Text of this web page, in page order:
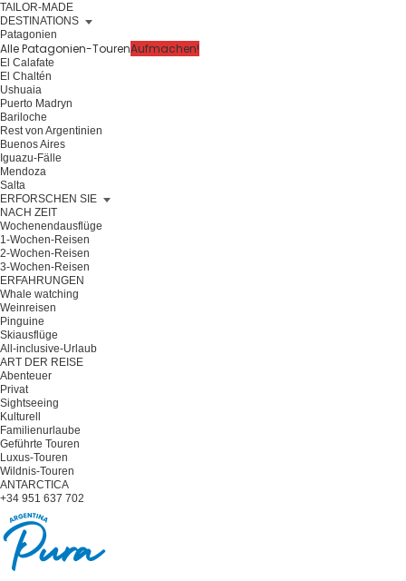
TAILOR-MADE
DESTINATIONS
Patagonien
Alle Patagonien-TourenAufmachen!
El Calafate
El Chaltén
Ushuaia
Puerto Madryn
Bariloche
Rest von Argentinien
Buenos Aires
Iguazu-Fälle
Mendoza
Salta
ERFORSCHEN SIE
NACH ZEIT
Wochenendausflüge
1-Wochen-Reisen
2-Wochen-Reisen
3-Wochen-Reisen
ERFAHRUNGEN
Whale watching
Weinreisen
Pinguine
Skiausflüge
All-inclusive-Urlaub
ART DER REISE
Abenteuer
Privat
Sightseeing
Kulturell
Familienurlaube
Geführte Touren
Luxus-Touren
Wildnis-Touren
ANTARCTICA
+34 951 637 702